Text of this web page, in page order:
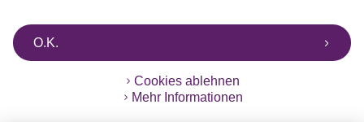
O.K.
Cookies ablehnen
Mehr Informationen